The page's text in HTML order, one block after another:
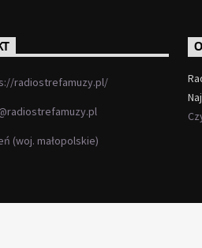
radiostrefamuzy.pl/
(woj. małopolskie)